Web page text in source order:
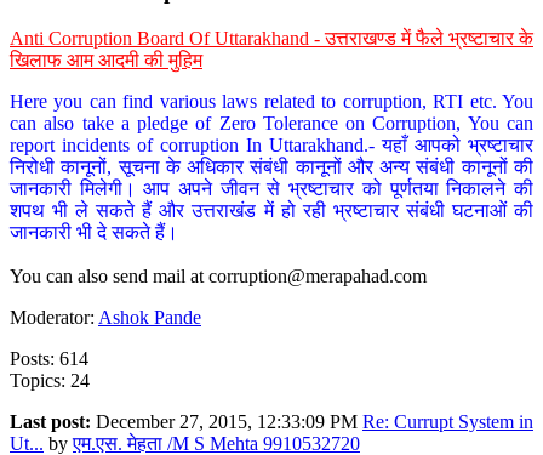
Anti Corruption Board Of Uttarakhand - उत्तराखण्ड में फैले भ्रष्टाचार के
खिलाफ आम आदमी की मुहिम
Here you can find various laws related to corruption, RTI etc. You
can also take a pledge of Zero Tolerance on Corruption, You can
report incidents of corruption In Uttarakhand.- यहाँ आपको भ्रष्टाचार
निरोधी कानूनों, सूचना के अधिकार संबंधी कानूनों और अन्य संबंधी कानूनों की
जानकारी मिलेगी। आप अपने जीवन से भ्रष्टाचार को पूर्णतया निकालने की
शपथ भी ले सकते हैं और उत्तराखंड में हो रही भ्रष्टाचार संबंधी घटनाओं की
जानकारी भी दे सकते हैं।
You can also send mail at corruption@merapahad.com
Moderator: Ashok Pande
Posts: 614
Topics: 24
Last post: December 27, 2015, 12:33:09 PM Re: Currupt System in
Ut... byएम.एस. मेहता /M S Mehta 9910532720